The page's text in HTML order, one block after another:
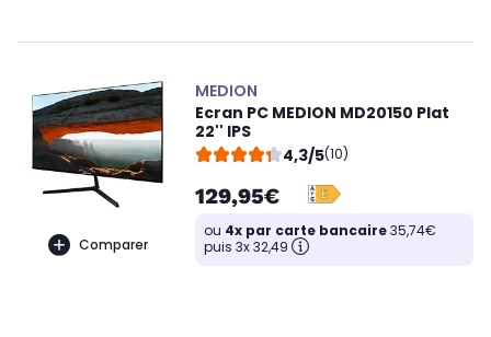
Comparer
MEDION
Ecran PC MEDION MD20150 Plat
22'' IPS
4,3/5(10)
129,95€
ou 4x par carte bancaire35,74€
puis 3x 32,49